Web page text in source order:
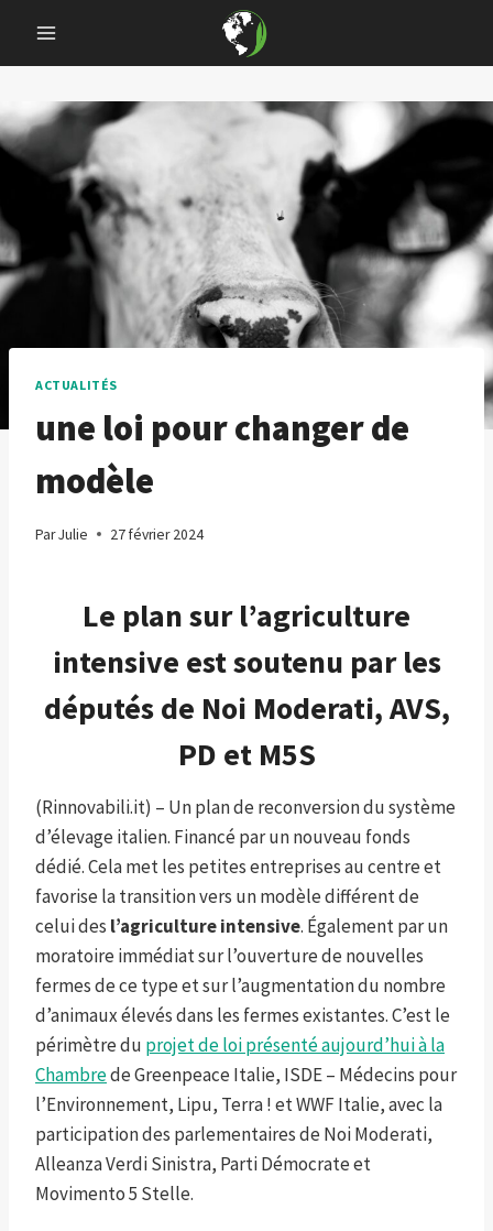
content
ACTUALITÉS
une loi pour changer de
modèle
ParJulie 27 février 2024
Le plan sur l’agriculture
intensive est soutenu par les
députés de Noi Moderati, AVS,
PD et M5S
(Rinnovabili.it) – Un plan de reconversion du système
d’élevage italien. Financé par un nouveau fonds
dédié. Cela met les petites entreprises au centre et
favorise la transition vers un modèle différent de
celui des l’agriculture intensive. Également par un
moratoire immédiat sur l’ouverture de nouvelles
fermes de ce type et sur l’augmentation du nombre
d’animaux élevés dans les fermes existantes. C’est le
périmètre du projet de loi présenté aujourd’hui à la
Chambrede Greenpeace Italie, ISDE – Médecins pour
l’Environnement, Lipu, Terra ! et WWF Italie, avec la
participation des parlementaires de Noi Moderati,
Alleanza Verdi Sinistra, Parti Démocrate et
Movimento 5 Stelle.